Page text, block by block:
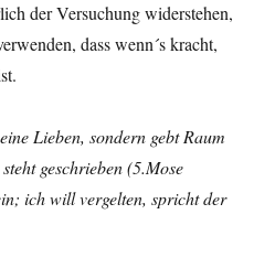
der Versuchung widerstehen,
dass wenn´s kracht,
Lieben, sondern gebt Raum
geschrieben (5.Mose
ich will vergelten, spricht der